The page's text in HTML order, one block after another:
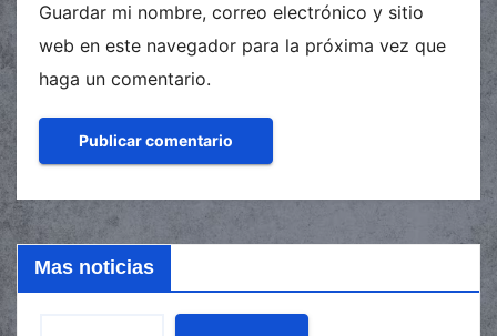
Guardar mi nombre, correo electrónico y sitio
web en este navegador para la próxima vez que
haga un comentario.
Mas noticias